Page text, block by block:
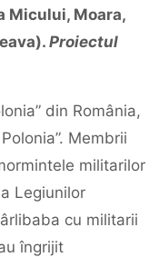
Micului, Moara,
Proiectul
din România,
Membrii
militarilor
Legiunilor
cu militarii
îngrijit